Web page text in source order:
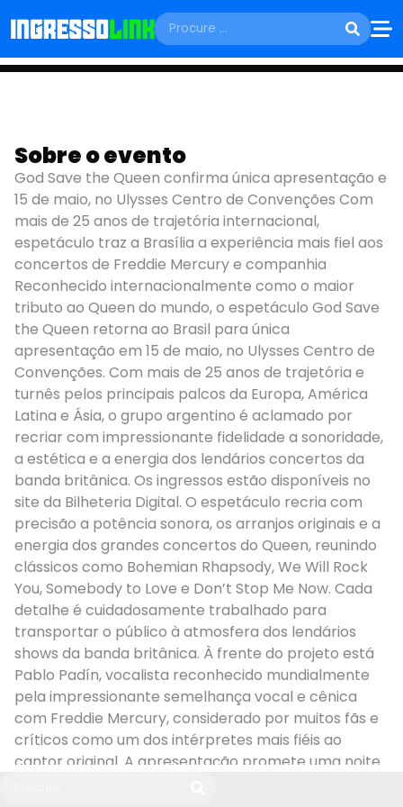
GOD SAVE THE
QUEEN
Brasília - DF
Sobre o evento
God Save the Queen confirma única apresentação e
15 de maio, no Ulysses Centro de Convenções Com
mais de 25 anos de trajetória internacional,
espetáculo traz a Brasília a experiência mais fiel aos
concertos de Freddie Mercury e companhia
Reconhecido internacionalmente como o maior
tributo ao Queen do mundo, o espetáculo God Save
the Queen retorna ao Brasil para única
apresentação em 15 de maio, no Ulysses Centro de
Convenções. Com mais de 25 anos de trajetória e
turnês pelos principais palcos da Europa, América
Latina e Ásia, o grupo argentino é aclamado por
recriar com impressionante fidelidade a sonoridade,
a estética e a energia dos lendários concertos da
banda britânica. Os ingressos estão disponíveis no
site da Bilheteria Digital. O espetáculo recria com
precisão a potência sonora, os arranjos originais e a
energia dos grandes concertos do Queen, reunindo
clássicos como Bohemian Rhapsody, We Will Rock
You, Somebody to Love e Don’t Stop Me Now. Cada
detalhe é cuidadosamente trabalhado para
transportar o público à atmosfera dos lendários
shows da banda britânica. À frente do projeto está
Pablo Padín, vocalista reconhecido mundialmente
pela impressionante semelhança vocal e cênica
com Freddie Mercury, considerado por muitos fãs e
críticos como um dos intérpretes mais fiéis ao
cantor original. A apresentação promete uma noite